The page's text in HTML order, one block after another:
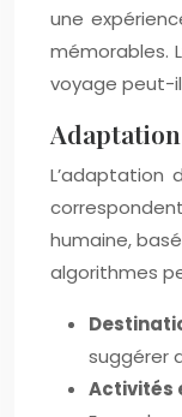
une
mémorables.
voyage peut-
L’adaptation
humaine,
algorithmes
suggérer
Activités